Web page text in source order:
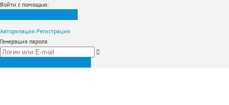
Войти с помощью:
Авторизация Регистрация
Генерация пароля